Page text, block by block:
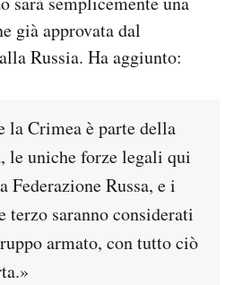
già approvata dal
Russia. Ha aggiunto:
la Crimea è parte della
le uniche forze legali qui
Federazione Russa, e i
saranno considerati
armato, con tutto ciò